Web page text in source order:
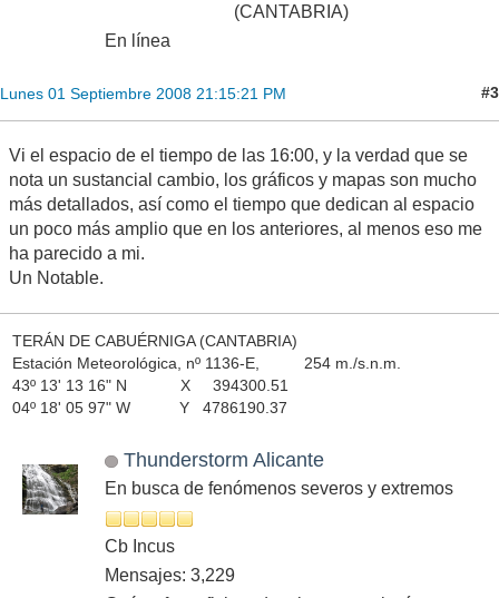
(CANTABRIA)
En línea
Lunes 01 Septiembre 2008 21:15:21 PM #3
Vi el espacio de el tiempo de las 16:00, y la verdad que se
nota un sustancial cambio, los gráficos y mapas son mucho
más detallados, así como el tiempo que dedican al espacio
un poco más amplio que en los anteriores, al menos eso me
ha parecido a mi.
Un Notable.
TERÁN DE CABUÉRNIGA (CANTABRIA)
Estación Meteorológica, nº 1136-E, 254 m./s.n.m.
43º 13' 13 16" N X 394300.51
04º 18' 05 97" W Y 4786190.37
Thunderstorm Alicante
En busca de fenómenos severos y extremos
Cb Incus
Mensajes: 3,229